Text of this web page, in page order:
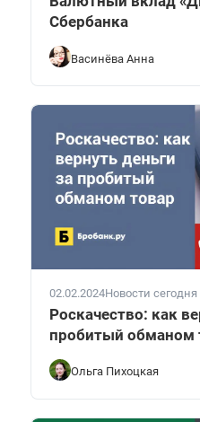
Сбербанка
Васинёва Анна
02.02.2024Новости сегодня
Роскачество: как
пробитый обманом
Ольга Пихоцкая